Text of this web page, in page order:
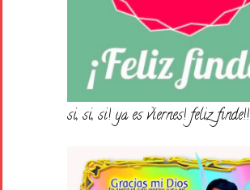
si, si, si! ya es viernes! feliz finde!!